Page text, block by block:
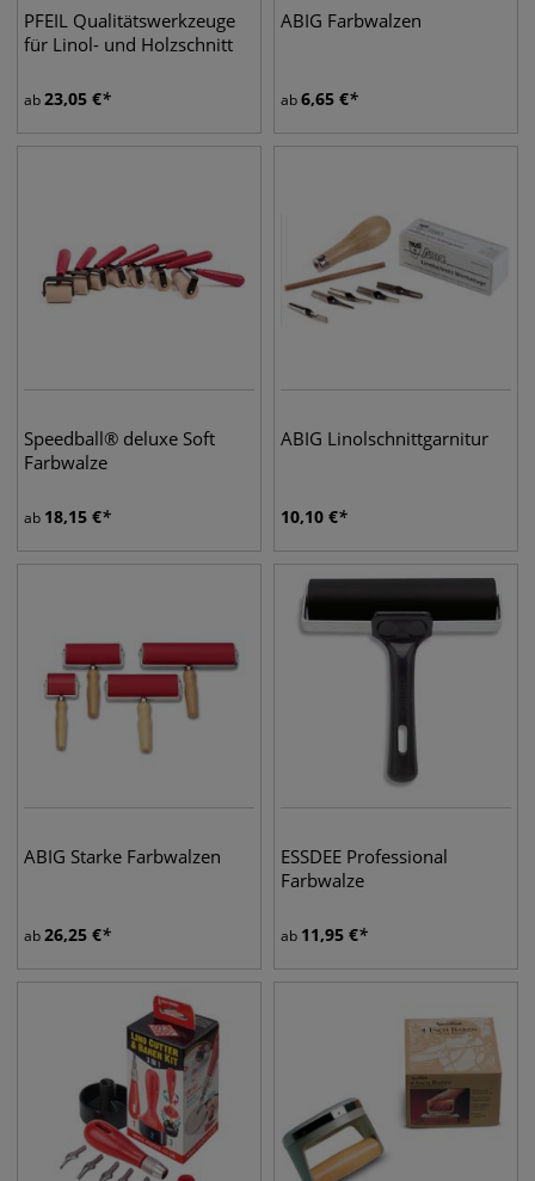
PFEIL Qualitätswerkzeuge
für Linol- und Holzschnitt
ab23,05 €
ABIG Farbwalzen
ab6,65 €
Speedball® deluxe Soft
Farbwalze
ab 18,15 €
ABIG Linolschnittgarnitur
10,10 €
ABIG Starke Farbwalzen
ab26,25 €
ESSDEE Professional
Farbwalze
ab 11,95 €